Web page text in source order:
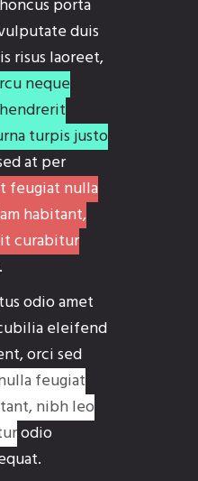
porta
duis
risus laoreet,
neque
turpis justo
at per
feugiat nulla
habitant,
curabitur
odio amet
eleifend
orci sed
feugiat
nibh leo
odio